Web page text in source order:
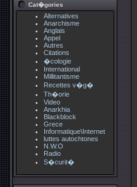
Cat�gories
Alternatives
Anarchisme
Anglais
Appel
Autres
Citations
�cologie
International
Millitantisme
Recettes v�g�
Th�orie
Video
Anarkhia
Blackblock
Grece
Informatique\Internet
luttes autochtones
N.W.O
Radio
S�curit�